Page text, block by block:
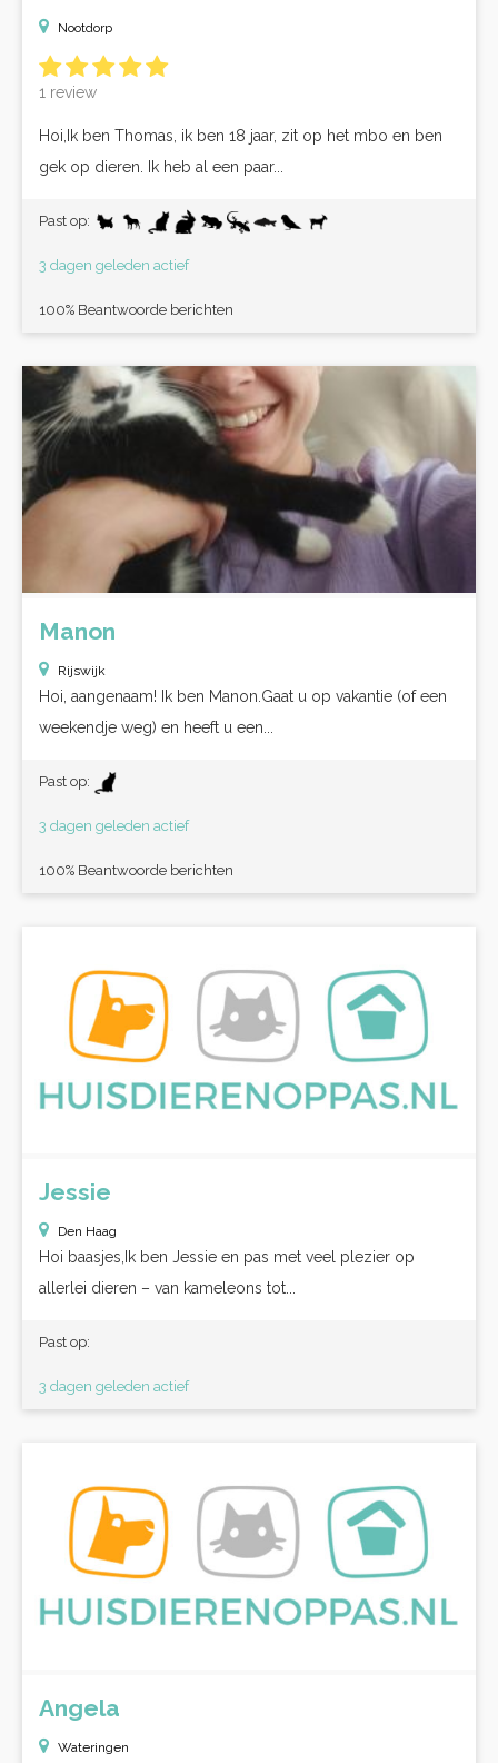
Nootdorp
1 review
Hoi,Ik ben Thomas, ik ben 18 jaar, zit op het mbo en ben
gek op dieren. Ik heb al een paar...
Past op:
3 dagen geleden actief
100% Beantwoorde berichten
Manon
Rijswijk
Hoi, aangenaam! Ik ben Manon.Gaat u op vakantie (of een
weekendje weg) en heeft u een...
Past op:
3 dagen geleden actief
100% Beantwoorde berichten
Jessie
Den Haag
Hoi baasjes,Ik ben Jessie en pas met veel plezier op
allerlei dieren – van kameleons tot...
Past op:
3 dagen geleden actief
Angela
Wateringen